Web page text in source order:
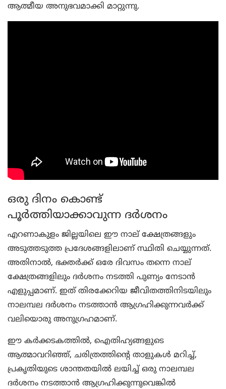
ആത്മീയ അനുഭവമാക്കി മാറ്റുന്നു.
ഒരു ദിനം കൊണ്ട്
പൂര്‍ത്തിയാക്കാവുന്ന ദര്‍ശനം
എറണാകുളം ജില്ലയിലെ ഈ നാല് ക്ഷേത്രങ്ങളും
അടുത്തടുത്ത പ്രദേശങ്ങളിലാണ് സ്ഥിതി ചെയ്യുന്നത്.
അതിനാല്‍, ഭക്തര്‍ക്ക് ഒരേ ദിവസം തന്നെ നാല്
ക്ഷേത്രങ്ങളിലും ദര്‍ശനം നടത്തി പുണ്യം നേടാന്‍
എളുപ്പമാണ്. ഇത് തിരക്കേറിയ ജീവിതത്തിനിടയിലും
നാലമ്പല ദര്‍ശനം നടത്താന്‍ ആഗ്രഹിക്കുന്നവര്‍ക്ക്
വലിയൊരു അനുഗ്രഹമാണ്.
ഈ കര്‍ക്കടകത്തില്‍, ഐതിഹ്യങ്ങളുടെ
ആത്മാവറിഞ്ഞ്, ചരിത്രത്തിന്റെ താളുകള്‍ മറിച്ച്,
പ്രകൃതിയുടെ ശാന്തതയില്‍ ലയിച്ച് ഒരു നാലമ്പല
ദര്‍ശനം നടത്താന്‍ ആഗ്രഹിക്കുന്നുവെങ്കില്‍